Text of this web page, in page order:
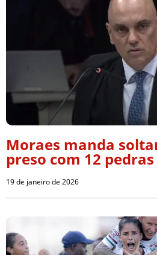
Moraes manda
preso com 12
19 de janeiro de 2026